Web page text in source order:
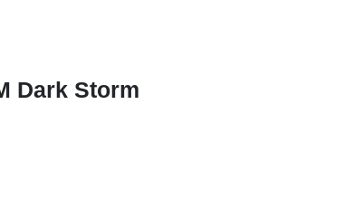
Dark Storm